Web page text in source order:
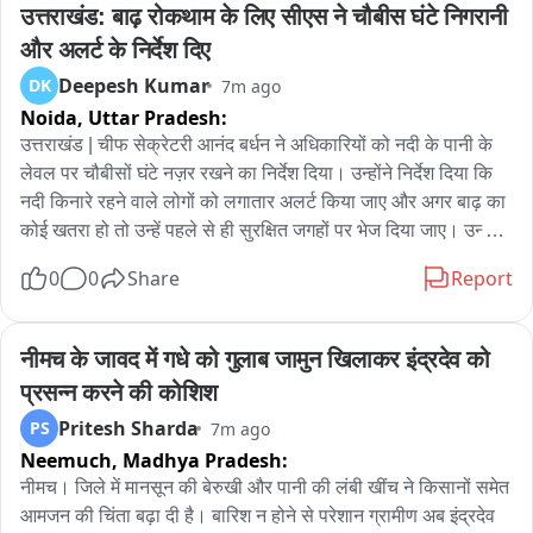
এলাকায় পুজোর আগেই রাস্তা সরানো হয়ে যাবে।এরজন্য টেন্ডার ডেকে বরাত দেওয়া
হয়েছে।টাকা বরাদ্দ হয়েছে।হাওড়া পুরসভা এলাকায় বরাদ্দ হয়েছে আঠারো কোটি
টাকা।যারমধ্যে প্রথম পর্যায়ের জন্য দেড় কোটি টাকা।যেসমস্ত ঠিকাদাররা কাজ
করবেন তারা পাঁচবছর রক্ষণাবেক্ষণ করবেন।রাস্তা খারাব হলে তাদের সারিয়ে দিতে
হবে।নাহলে কড়া ব্যবস্থা নেওয়া হবে।রাস্তার ধারে ঠিকাদারদের নাম ফোন নম্বর
দেওয়া বাধ্যতামুলক।
उत्तराखंड: बाढ़ रोकथाम के लिए सीएस ने चौबीस घंटे निगरानी
और अलर्ट के निर्देश दिए
DK Deepesh Kumar 7m ago
Noida, Uttar Pradesh:
उत्तराखंड | चीफ सेक्रेटरी आनंद बर्धन ने अधिकारियों को नदी के पानी के
लेवल पर चौबीसों घंटे नज़र रखने का निर्देश दिया। उन्होंने निर्देश दिया कि
नदी किनारे रहने वाले लोगों को लगातार अलर्ट किया जाए और अगर बाढ़ का
कोई खतरा हो तो उन्हें पहले से ही सुरक्षित जगहों पर भेज दिया जाए। उन्होंने
इलाकों में रहने वालों को पहले से सूचित किया जाना चाहिए और सतर्क रहने
की सलाह दी जानी चाहिए। अगर ज़रूरत हो, तो किसी भी संभावित खतरे को
कम करने के लिए पड़ोसी राज्यों को भी समय पर अलर्ट किया जाना चाहिए।
चीफ सेक्रेटरी ने आगे निर्देश दिया कि अगर भारी बारिश या लैंडस्लाइड के
कारण कम्युनिकेशन नेटवर्क में रुकावट आती है, तो दूसरे कम्युनिकेशन
सिस्टम तुरंत चालू किए जाने चाहिए। उन्होंने निर्देश दिया कि सभी सैटेलाइट
फ़ोन हर समय चालू रहें और उनके ज़रिये स्टेट इमरजेंसी ऑपरेशन सेंटर
(SEOC) और डिस्ट्रिक्ट इमरजेंसी ऑपरेशन सेंटर (DEOCs) के बीच
रोज़ाना बातचीत पक्की की जाए। उन्होंने ज़ोर देकर कहा कि बिजली, पीने के
0 0 Share Report
नीमच के जावद में गधे को गुलाब जामुन खिलाकर इंद्रदेव को
प्रसन्न करने की कोशिश
PS Pritesh Sharda 7m ago
Neemuch, Madhya Pradesh:
नीमच। जिले में मानसून की बेरुखी और पानी की लंबी खींच ने किसानों समेत
आमजन की चिंता बढ़ा दी है। बारिश न होने से परेशान ग्रामीण अब इंद्रदेव